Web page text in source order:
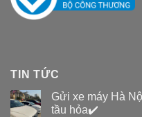
TIN TỨC
Gửi xe máy Hà
tầu hỏa✔️